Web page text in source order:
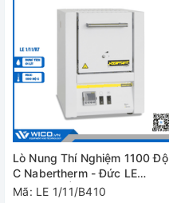
thể WxDxH
Công suất 1.6 kW
Khối lượng
Nguồn điện 220V-
Đánh giá
Lò Nung Thí Nghiệm 1100 Độ
C Nabertherm - Đức LE
1/11/B410 | 1 Lít
Mã: LE 1/11/B410